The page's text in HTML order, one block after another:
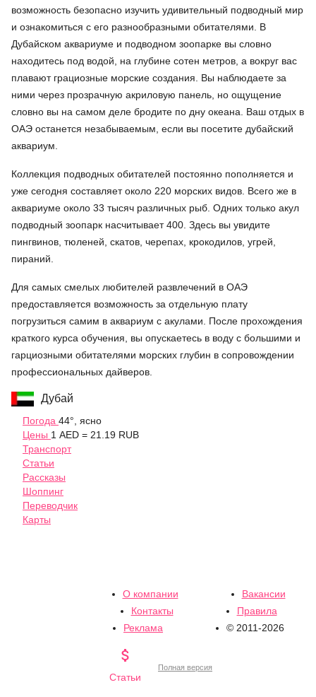
возможность безопасно изучить удивительный подводный мир
и ознакомиться с его разнообразными обитателями. В
Дубайском аквариуме и подводном зоопарке вы словно
находитесь под водой, на глубине сотен метров, а вокруг вас
плавают грациозные морские создания. Вы наблюдаете за
ними через прозрачную акриловую панель, но ощущение
словно вы на самом деле бродите по дну океана. Ваш отдых в
ОАЭ останется незабываемым, если вы посетите дубайский
аквариум.
Коллекция подводных обитателей постоянно пополняется и
уже сегодня составляет около 220 морских видов. Всего же в
аквариуме около 33 тысяч различных рыб. Одних только акул
подводный зоопарк насчитывает 400. Здесь вы увидите
пингвинов, тюленей, скатов, черепах, крокодилов, угрей,
пираний.
Для самых смелых любителей развлечений в ОАЭ
предоставляется возможность за отдельную плату
погрузиться самим в аквариум с акулами. После прохождения
краткого курса обучения, вы опускаетесь в воду с большими и
гарциозными обитателями морских глубин в сопровождении
профессиональных дайверов.
Дубай
Погода 44°, ясно
Цены 1 AED = 21.19 RUB
Транспорт
Статьи
Рассказы
Шоппинг
Переводчик
Карты
О компании
Вакансии
Контакты
Правила
Реклама
© 2011-2026

Статьи
Полная версия